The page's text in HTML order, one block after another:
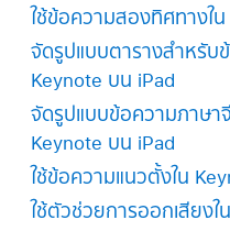
Keynote ใหม่เพื่อให้
ในการสลับไปเป็นแห
ไว้ที่ด้านล่างสุดของ
คุณต้องการ
ไปที่แอป Keynote
เมื่อใช้ตัวจัดการเอกส
เลือกชุดรูปแบบ
ที่มุมขวาบนสุ
จากนั้นเลือกภาษาอื่
แตะ
แล้วแตะ ตัวเลื
ภาษาและภูมิภาค
แตะ ภาษา แล้วเลือกภ
ใช้ข้อความสองทิศทางใ
จัดรูปแบบตารางสำหรับ
Keynote บน iPad
จัดรูปแบบข้อความภาษา
Keynote บน iPad
ใช้ข้อความแนวตั้งใน
ใช้ตัวช่วยการออกเสียงใ